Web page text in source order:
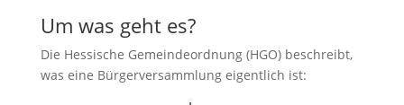
Um was geht es?
Die Hessische Gemeindeordnung (HGO) beschreibt,
was eine Bürgerversammlung eigentlich ist: